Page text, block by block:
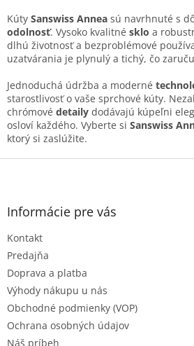
p
r
v
k
v
ý
p
i
Kúty Sanswiss Annea sú navrhnuté s
odolnosť. Vysoko kvalitné sklo a
dlhú životnosť a bezproblémové
uzatvárania je plynulý a tichý, čo
Jednoduchá údržba a moderné
starostlivosť o vaše sprchové kúty.
chrómové detaily dodávajú kúpeľni
osloví každého. Vyberte si Sanswiss
ktorý si zaslúžite.
Z
Informácie pre vás
Kontakt
Predajňa
Doprava a platba
Výhody nákupu u nás
Obchodné podmienky (VOP)
Ochrana osobných údajov
Náš príbeh